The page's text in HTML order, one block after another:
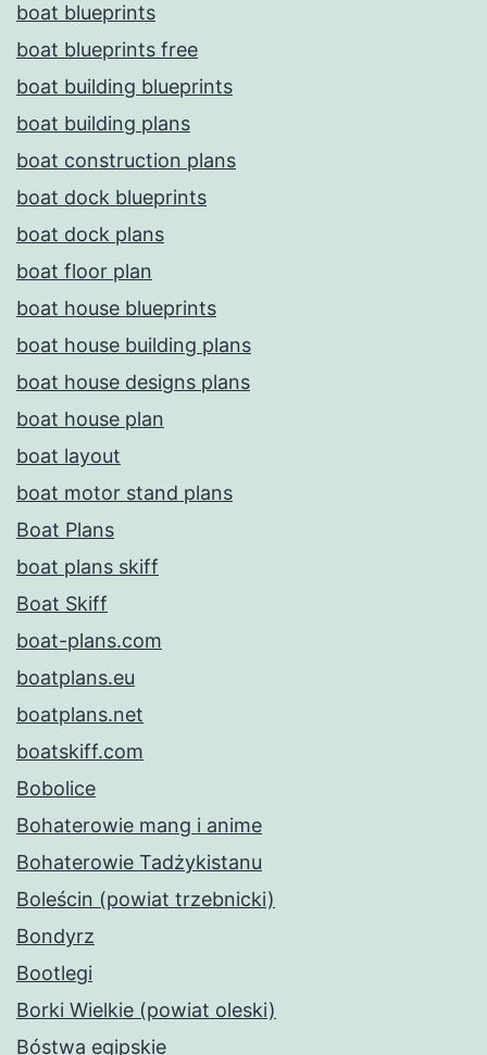
boat blueprints
boat blueprints free
boat building blueprints
boat building plans
boat construction plans
boat dock blueprints
boat dock plans
boat floor plan
boat house blueprints
boat house building plans
boat house designs plans
boat house plan
boat layout
boat motor stand plans
Boat Plans
boat plans skiff
Boat Skiff
boat-plans.com
boatplans.eu
boatplans.net
boatskiff.com
Bobolice
Bohaterowie mang i anime
Bohaterowie Tadżykistanu
Boleścin (powiat trzebnicki)
Bondyrz
Bootlegi
Borki Wielkie (powiat oleski)
Bóstwa egipskie